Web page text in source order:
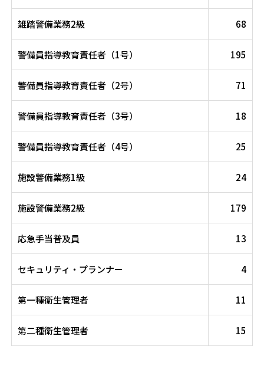
雑踏警備業務2級 68
警備員指導教育責任者（1号） 195
警備員指導教育責任者（2号） 71
警備員指導教育責任者（3号） 18
警備員指導教育責任者（4号） 25
施設警備業務1級 24
施設警備業務2級 179
応急手当普及員 13
セキュリティ・プランナー 4
第一種衛生管理者 11
第二種衛生管理者 15